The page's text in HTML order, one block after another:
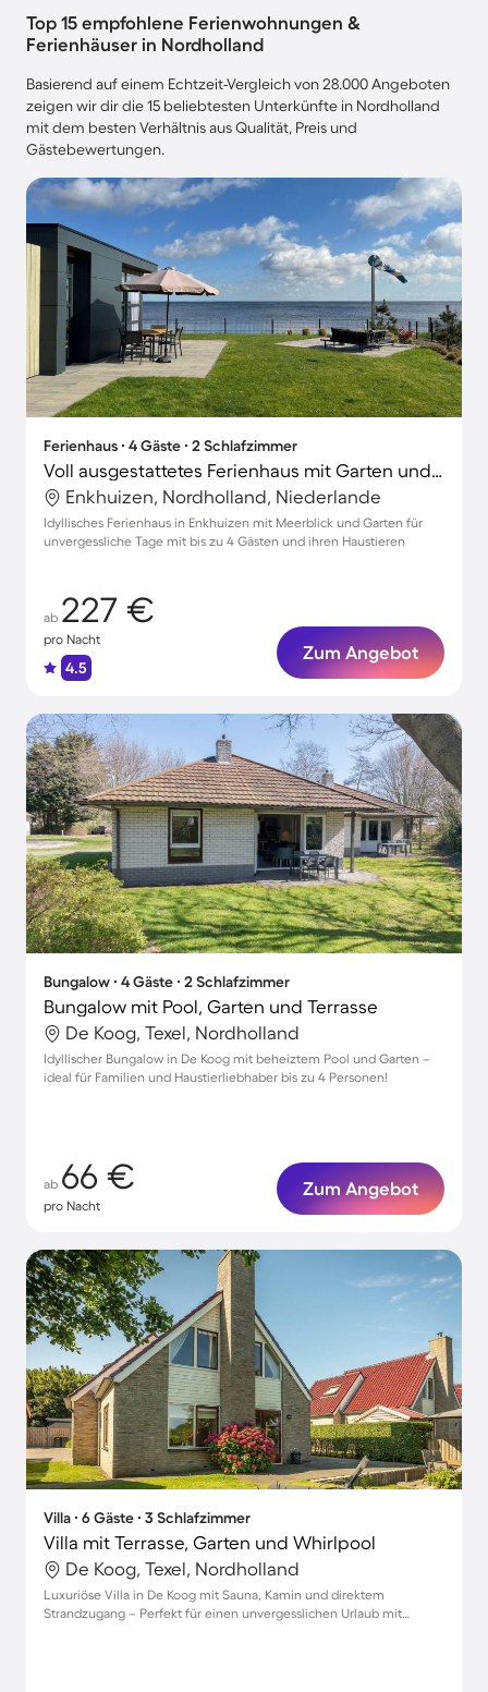
Top 15 empfohlene Ferienwohnungen &
Ferienhäuser in Nordholland
Basierend auf einem Echtzeit-Vergleich von 28.000 Angeboten
zeigen wir dir die 15 beliebtesten Unterkünfte in Nordholland
mit dem besten Verhältnis aus Qualität, Preis und
Gästebewertungen.
Ferienhaus ∙ 4 Gäste ∙ 2 Schlafzimmer
Voll ausgestattetes Ferienhaus mit Garten und Terrasse | Meerblick | Haustierfreundlich
Enkhuizen, Nordholland, Niederlande
Idyllisches Ferienhaus in Enkhuizen mit Meerblick und Garten für
unvergessliche Tage mit bis zu 4 Gästen und ihren Haustieren
ab 227 €
pro Nacht
4.5
Zum Angebot
Bungalow ∙ 4 Gäste ∙ 2 Schlafzimmer
Bungalow mit Pool, Garten und Terrasse
De Koog, Texel, Nordholland
Idyllischer Bungalow in De Koog mit beheiztem Pool und Garten –
ideal für Familien und Haustierliebhaber bis zu 4 Personen!
ab 66 €
pro Nacht
Zum Angebot
Villa ∙ 6 Gäste ∙ 3 Schlafzimmer
Villa mit Terrasse, Garten und Whirlpool
De Koog, Texel, Nordholland
Luxuriöse Villa in De Koog mit Sauna, Kamin und direktem
Strandzugang – Perfekt für einen unvergesslichen Urlaub mit